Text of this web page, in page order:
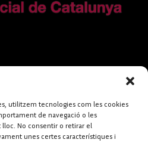
utilitzem tecnologies com les cookies
de navegació o les
No consentir o retirar el
unes certes característiques i